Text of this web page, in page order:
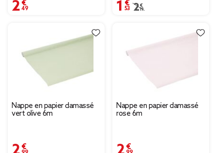
2,49 € 1,53 €
Prix remisé de 2,19 € à
2,19 €
Nappe en papier damassé
vert olive 6m
2,99 €
Nappe en papier damassé
rose 6m
2,99 €